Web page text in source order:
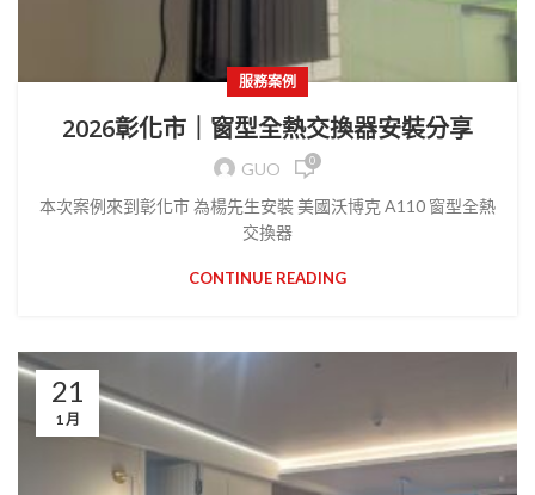
服務案例
2026彰化市｜窗型全熱交換器安裝分享
GUO 0
本次案例來到彰化市 為楊先生安裝 美國沃博克 A110 窗型全熱
交換器
CONTINUE READING
21
1 月